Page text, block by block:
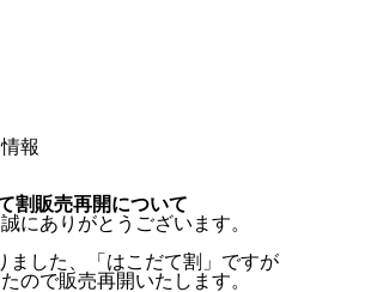
報
割販売再開について
にありがとうございます。
ました、「はこだて割」ですが
ので販売再開いたします。